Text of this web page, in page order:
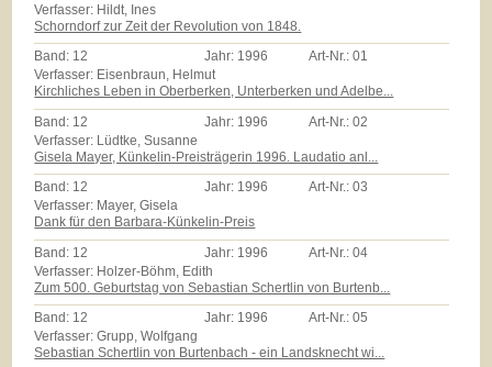
Verfasser: Hildt, Ines
Schorndorf zur Zeit der Revolution von 1848.
Band: 12 Jahr: 1996 Art-Nr.:01
Verfasser: Eisenbraun, Helmut
Kirchliches Leben in Oberberken, Unterberken und Adelbe...
Band: 12 Jahr: 1996 Art-Nr.:02
Verfasser: Lüdtke, Susanne
Gisela Mayer, Künkelin-Preisträgerin 1996. Laudatio anl...
Band: 12 Jahr: 1996 Art-Nr.:03
Verfasser: Mayer, Gisela
Dank für den Barbara-Künkelin-Preis
Band: 12 Jahr: 1996 Art-Nr.:04
Verfasser: Holzer-Böhm, Edith
Zum 500. Geburtstag von Sebastian Schertlin von Burtenb...
Band: 12 Jahr: 1996 Art-Nr.:05
Verfasser: Grupp, Wolfgang
Sebastian Schertlin von Burtenbach - ein Landsknecht wi...